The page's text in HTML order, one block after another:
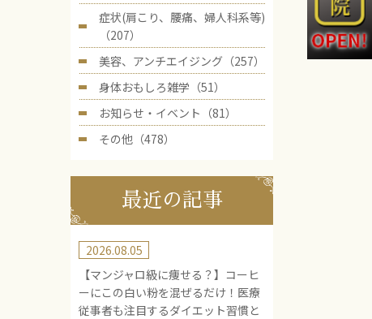
症状(肩こり、腰痛、婦人科系等)
（207）
美容、アンチエイジング（257）
身体おもしろ雑学（51）
お知らせ・イベント（81）
その他（478）
最近の記事
【マンジャロ級に痩せる？】コーヒ
ーにこの白い粉を混ぜるだけ！医療
従事者も注目するダイエット習慣と
2026.08.05